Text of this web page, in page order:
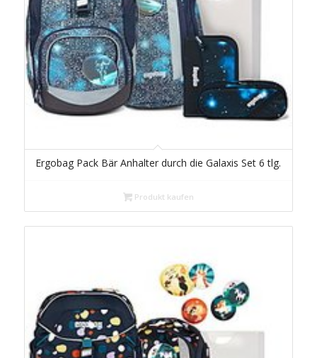
Ergobag Pack Bär Anhalter durch die Galaxis Set 6 tlg.
Produkt kaufen